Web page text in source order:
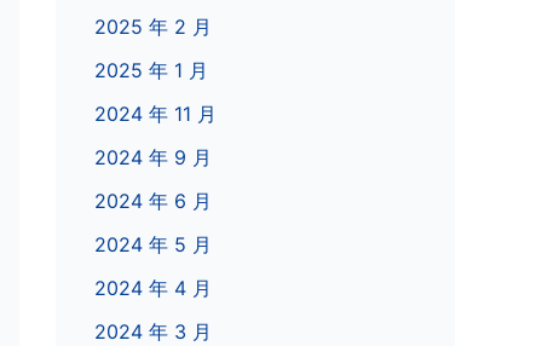
2025 年 2 月
2025 年 1 月
2024 年 11 月
2024 年 9 月
2024 年 6 月
2024 年 5 月
2024 年 4 月
2024 年 3 月